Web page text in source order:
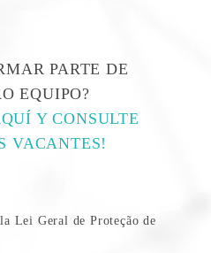
PARTE DE
EQUIPO?
Y CONSULTE
VACANTES!
Lei Geral de Proteção de